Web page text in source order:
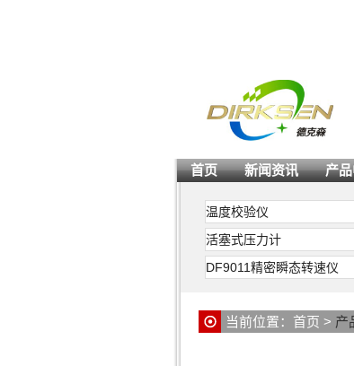
首页 新闻资讯 产
温度校验仪
活塞式压力计
DF9011精密瞬态转速仪
当前位置： 首页 > 产